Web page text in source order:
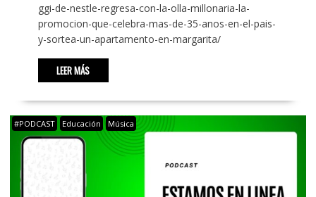
ggi-de-nestle-regresa-con-la-olla-millonaria-la-
promocion-que-celebra-mas-de-35-anos-en-el-pais-
y-sortea-un-apartamento-en-margarita/
LEER MÁS
#PODCAST Educación Música